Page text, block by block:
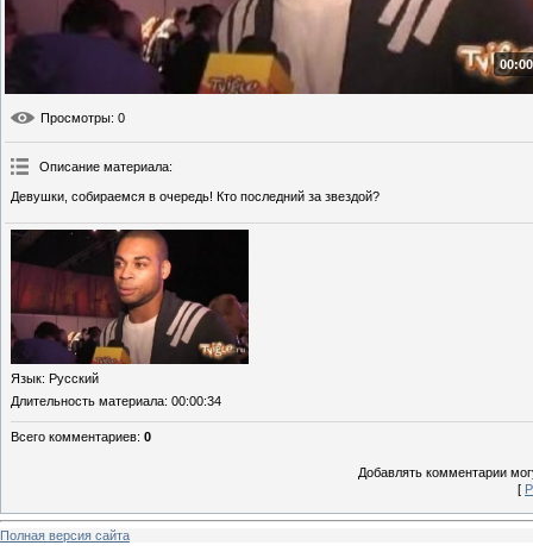
Просмотры: 0
Описание материала:
Девушки, собираемся в очередь! Кто последний за звездой?
Язык: Русский
Длительность материала: 00:00:34
Всего комментариев: 0
Добавлять комментарии
[
Полная версия сайта